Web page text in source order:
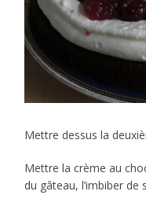
Mettre dessus la
Mettre la crème au
du gâteau, l’imbiber de